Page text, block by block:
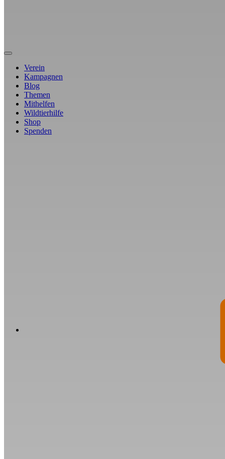
Verein
Kampagnen
Blog
Themen
Mithelfen
Wildtierhilfe
Shop
Spenden